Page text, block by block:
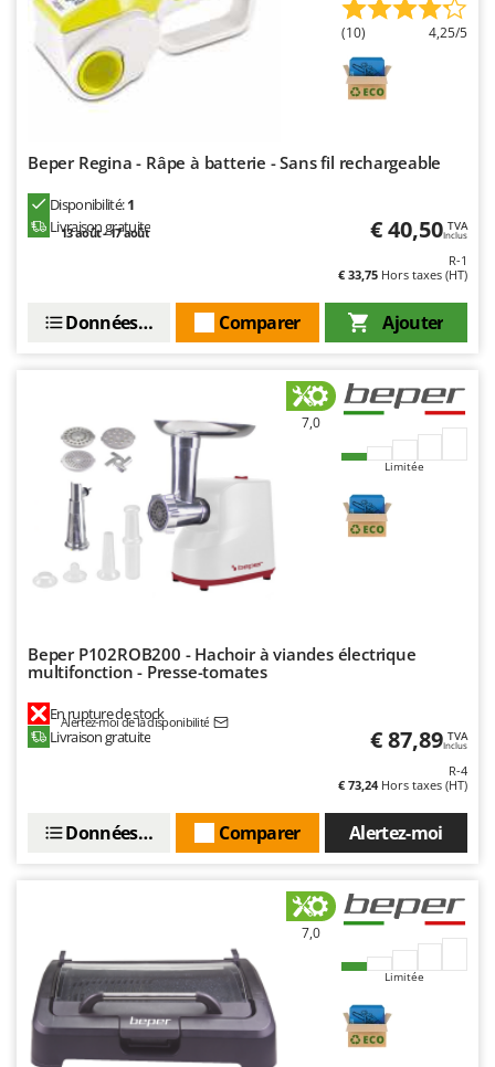
(10) 4,25/5
Beper Regina - Râpe à batterie - Sans fil rechargeable
Disponibilité:1
Livraison gratuite
13 août - 17 août € 40,50 TVA
Inclus
R-1
€ 33,75 Hors taxes (HT)
Ajouter
Comparer
Données techniques
7,0
Limitée
Beper P102ROB200 - Hachoir à viandes électrique
multifonction - Presse-tomates
En rupture de stock
Alertez-moi de la disponibilité
Livraison gratuite € 87,89 TVA
Inclus
R-4
€ 73,24Hors taxes (HT)
Alertez-moi
Comparer
Données techniques
7,0
Limitée